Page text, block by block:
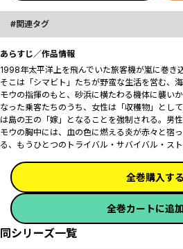
関連タグ
あらすじ／作品情報
1998年――太平洋上を飛んでいた旅客機が嵐に巻き
そこは「シマビト」たちが野蛮な生活を営む、
モウの指揮のもと、砂浜に横たわる機体に襲い
なった乗客たちのうち、女性は「収穫物」とし
は島の王の「嫁」となることを強制される。男
モウの胸中には、血の色に燃える炎が赤々と宿っ
る、もうひとつのトライバル・サバイバル・スト
全巻購入する
全巻カートに追
同シリーズ一覧